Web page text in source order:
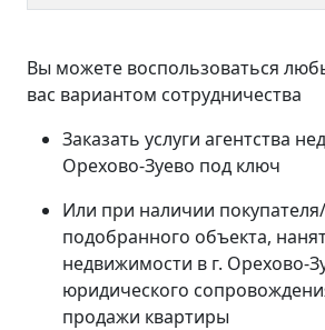
Вы можете воспользоваться
вас вариантом сотрудничества
Заказать услуги агентства
Орехово-Зуево под ключ
Или при наличии
подобранного объекта,
недвижимости в г. Орехово-
юридического
продажи квартиры